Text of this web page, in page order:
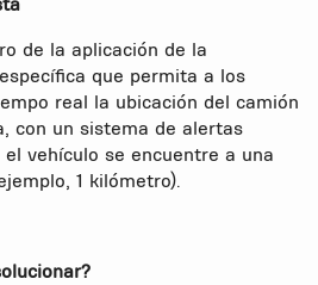
de la aplicación de la
que permita a los
real la ubicación del camión
con un sistema de alertas
vehículo se encuentre a una
1 kilómetro).